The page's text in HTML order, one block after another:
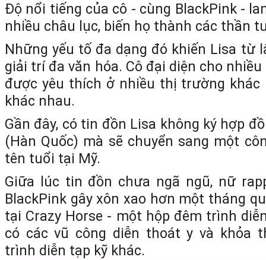
Độ nổi tiếng của cô - cùng BlackPink -
nhiều châu lục, biến họ thành các thần
Những yếu tố đa dạng đó khiến Lisa từ
giải trí đa văn hóa. Cô đại diện cho
được yêu thích ở nhiều thị trường khác
khác nhau.
Gần đây, có tin đồn Lisa không ký hợp
(Hàn Quốc) mà sẽ chuyển sang một
tên tuổi tại Mỹ.
Giữa lúc tin đồn chưa ngã ngũ, nữ
BlackPink gây xôn xao hơn một tháng
tại Crazy Horse - một hộp đêm trình
có các vũ công diễn thoát y và khỏa
trình diễn tạp kỹ khác.